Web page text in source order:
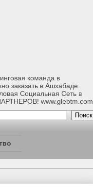
команда в
заказать в Ашхабаде.
Социальная Сеть в
www.glebtm.com